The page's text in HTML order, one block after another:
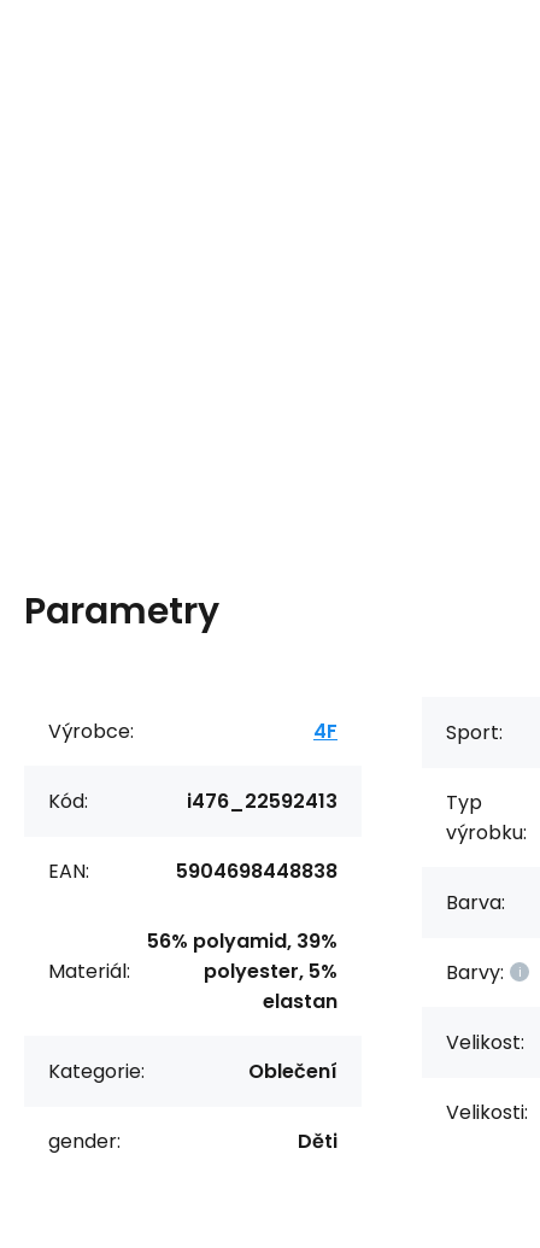
Parametry
Výrobce: 4F
Kód: i476_22592413
EAN: 5904698448838
Materiál:
56% polyamid, 39%
polyester, 5%
elastan
Kategorie: Oblečení
gender: Děti
Sport:
Typ
výrobku:
Barva:
Barvy:
Velikost:
Velikosti: